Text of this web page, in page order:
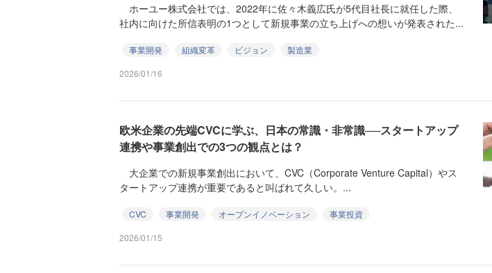
ホーユー株式会社では、2022年に佐々木義広氏が5代目社長に就任した際、
社内に向けた所信表明の1つとして新規事業の立ち上げへの想いが発表された...
事業開発 組織変革 ビジョン
製造業
2026/01/16
欧米企業の先端CVCに学ぶ、日本の常識・非常識──スタートアップ
連携や事業創出での3つの観点とは？
大企業での新規事業創出において、CVC（Corporate Venture Capital）やス
タートアップ連携が重要であると叫ばれて久しい。...
CVC 事業開発 オープンイノベーション
事業投資
2026/01/15